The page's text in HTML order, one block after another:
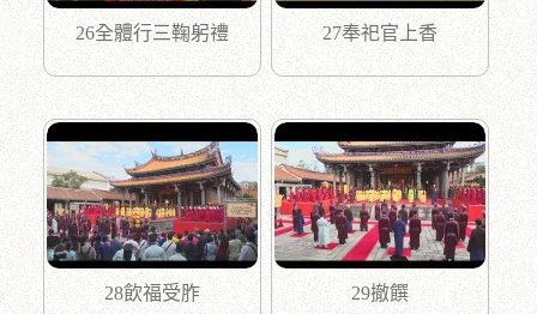
26全體行三鞠躬禮 27奉祀官上香
28飲福受胙 29撤饌